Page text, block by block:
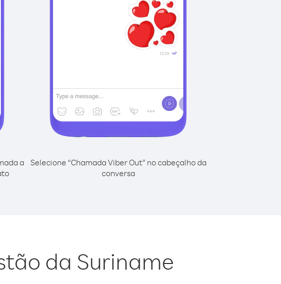
a
Selecione “Chamada Viber Out” no cabeçalho da
conversa
da Suriname